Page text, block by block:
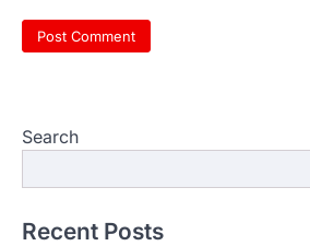
Search
Recent Posts